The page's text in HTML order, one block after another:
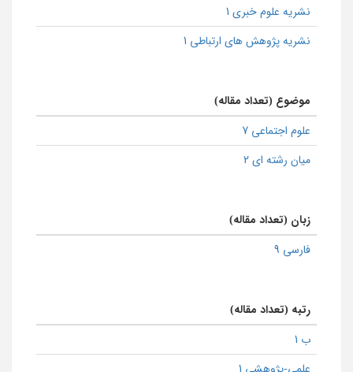
نشریه علوم خبری 1
نشریه پژوهش های ارتباطی 1
موضوع (تعداد مقاله)
علوم اجتماعی 7
میان رشته ای 2
زبان (تعداد مقاله)
فارسی 9
رتبه (تعداد مقاله)
ب 1
علمی-پژوهشی 1